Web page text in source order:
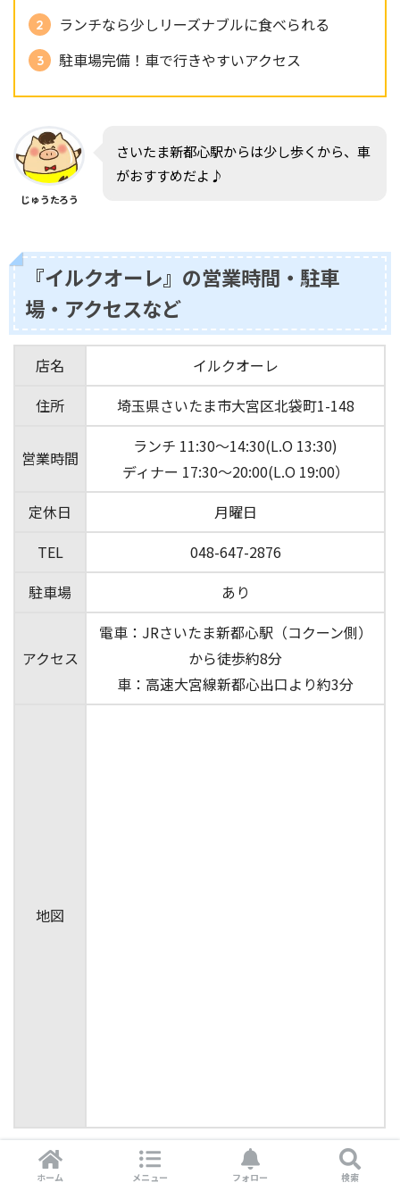
ランチなら少しリーズナブルに食べられる
駐車場完備！車で行きやすいアクセス
じゅうたろう
さいたま新都心駅からは少し歩くから、車
がおすすめだよ♪
『イルクオーレ』の営業時間・駐車
場・アクセスなど
店名
イルクオーレ
住所
埼玉県さいたま市大宮区北袋町1-148
営業時間
ランチ 11:30～14:30(L.O 13:30)
ディナー 17:30～20:00(L.O 19:00）
定休日
月曜日
TEL
048-647-2876
駐車場
あり
アクセス
電車：JRさいたま新都心駅（コクーン側）
から徒歩約8分
車：高速大宮線新都心出口より約3分
地図
▼駐車場はお店の左側。さいたま新都心駅からまっすぐ向
かうなら左折です。逆方面から来る方は写真手前の小道か
ホーム メニュー フォロー 検索